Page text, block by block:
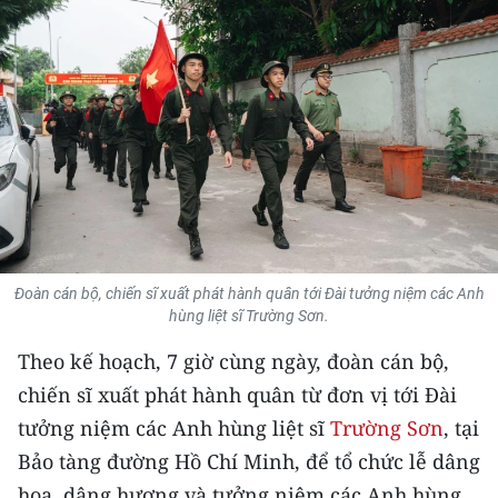
THỂ THAO
GIÁO DỤC
Y TẾ
KHOA HỌC - CÔNG NGHỆ
MÔI TRƯỜNG
BẠN ĐỌC
KIỂM CHỨNG THÔNG TIN
TRI THỨC CHUYÊN SÂU
54 DÂN TỘC VIỆT NAM
Đoàn cán bộ, chiến sĩ xuất phát hành quân tới Đài tưởng niệm các Anh
hùng liệt sĩ Trường Sơn.
Theo kế hoạch, 7 giờ cùng ngày, đoàn cán bộ,
chiến sĩ xuất phát hành quân từ đơn vị tới Đài
tưởng niệm các Anh hùng liệt sĩ Trường Sơn, tại
Bảo tàng đường Hồ Chí Minh, để tổ chức lễ dâng